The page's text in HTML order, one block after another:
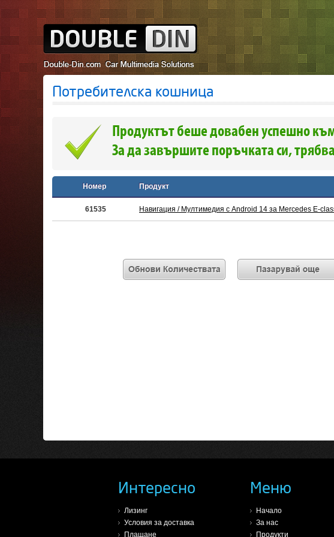
Потребителска кошница
Продуктът беше довабен успешно
За да завършите поръчката си,
Номер Продукт
61535 Навигация / Мултимедия с Android 14 за Mercedes E-
Интересно
Лизинг
Условия за доставка
Плащане
Меню
Начало
За нас
Продукти